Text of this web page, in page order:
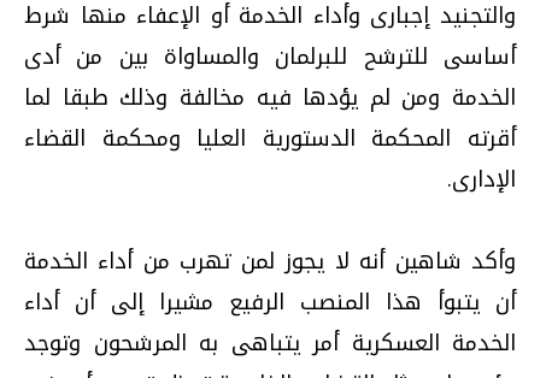
والتجنيد إجبارى وأداء الخدمة أو الإعفاء منها شرط
أساسى للترشح للبرلمان والمساواة بين من أدى
الخدمة ومن لم يؤدها فيه مخالفة وذلك طبقا لما
أقرته المحكمة الدستورية العليا ومحكمة القضاء
الإدارى.
وأكد شاهين أنه لا يجوز لمن تهرب من أداء الخدمة
أن يتبوأ هذا المنصب الرفيع مشيرا إلى أن أداء
الخدمة العسكرية أمر يتباهى به المرشحون وتوجد